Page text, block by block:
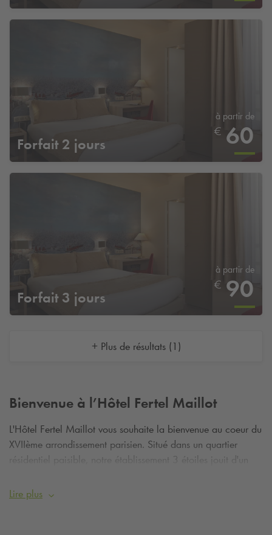
Forfait 2 jours
à partir de
€ 60
Forfait 3 jours
à partir de
€ 90
+ Plus de résultats (1)
Bienvenue à l’Hôtel Fertel Maillot
L'Hôtel Fertel Maillot vous souhaite la bienvenue au coeur du
XVIIème arrondissement parisien. Situé dans un quartier
résidentiel paisible, notre établissement 3 étoiles jouit d'un
des Congrès. L'Arc de Triomphe, les Champs Elysées et ses
Lire plus